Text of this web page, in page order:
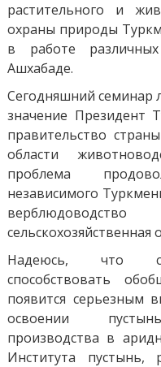
растительного и
охраны природы
в работе
Ашхабаде.
Сегодняшний семинар
значение Президент
правительство
области
проблема
независимого
сельскохозяйственная
Надеюсь, что
способствовать
появится серьезным
освоении
производства в
Института пустынь,